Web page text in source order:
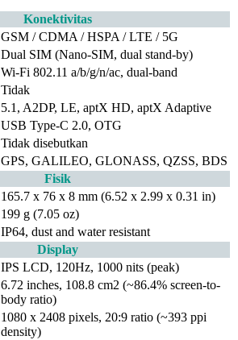
Konektivitas
GSM / CDMA / HSPA / LTE / 5G
Dual SIM (Nano-SIM, dual stand-by)
Wi-Fi 802.11 a/b/g/n/ac, dual-band
Tidak
5.1, A2DP, LE, aptX HD, aptX Adaptive
USB Type-C 2.0, OTG
Tidak disebutkan
GPS, GALILEO, GLONASS, QZSS, BDS
Fisik
165.7 x 76 x 8 mm (6.52 x 2.99 x 0.31 in)
199 g (7.05 oz)
IP64, dust and water resistant
Display
IPS LCD, 120Hz, 1000 nits (peak)
6.72 inches, 108.8 cm2 (~86.4% screen-to-
body ratio)
1080 x 2408 pixels, 20:9 ratio (~393 ppi
density)